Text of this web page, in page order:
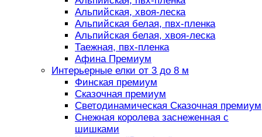
Альпийская, хвоя-леска
Альпийская белая, пвх-пленка
Альпийская белая, хвоя-леска
Таежная, пвх-пленка
Афина Премиум
Интерьерные елки от 3 до 8 м
Финская премиум
Сказочная премиум
Светодинамическая Сказочная премиум
Снежная королева заснеженная с
шишками